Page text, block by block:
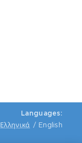
Languages
Ελληνικά
English